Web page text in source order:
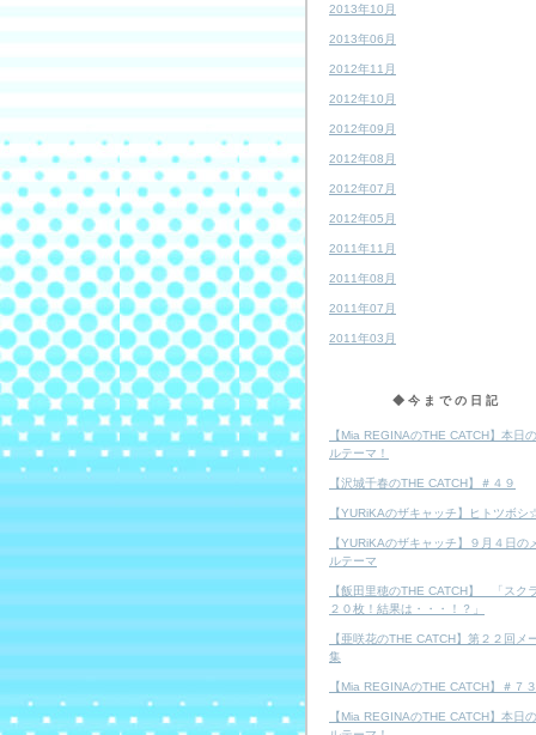
2013年10月
2013年06月
2012年11月
2012年10月
2012年09月
2012年08月
2012年07月
2012年05月
2011年11月
2011年08月
2011年07月
2011年03月
◆今までの日記
【Mia REGINAのTHE CATCH】本日
ルテーマ！
【沢城千春のTHE CATCH】＃４９
【YURiKAのザキャッチ】ヒトツボシ
【YURiKAのザキャッチ】９月４日の
ルテーマ
【飯田里穂のTHE CATCH】 「スク
２０枚！結果は・・・！？」
【亜咲花のTHE CATCH】第２２回メ
集
【Mia REGINAのTHE CATCH】＃７３
【Mia REGINAのTHE CATCH】本日